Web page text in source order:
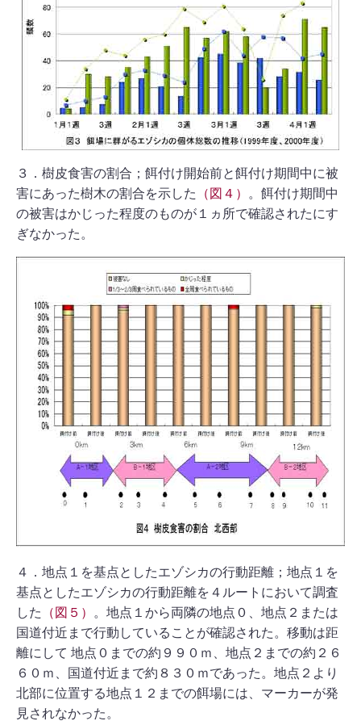
３．樹皮食害の割合；餌付け開始前と餌付け期間中に被
害にあった樹木の割合を示した
（図４）
。餌付け期間中
の被害はかじった程度のものが１ヵ所で確認されたにす
ぎなかった。
４．地点１を基点としたエゾシカの行動距離；地点１を
基点としたエゾシカの行動距離を４ルートにおいて調査
した
（図５）
。地点１から両隣の地点０、地点２または
国道付近まで行動していることが確認された。移動は距
離にして 地点０までの約９９０ｍ、地点２までの約２６
６０ｍ、国道付近まで約８３０ｍであった。地点２より
北部に位置する地点１２までの餌場には、マーカーが発
見されなかった。